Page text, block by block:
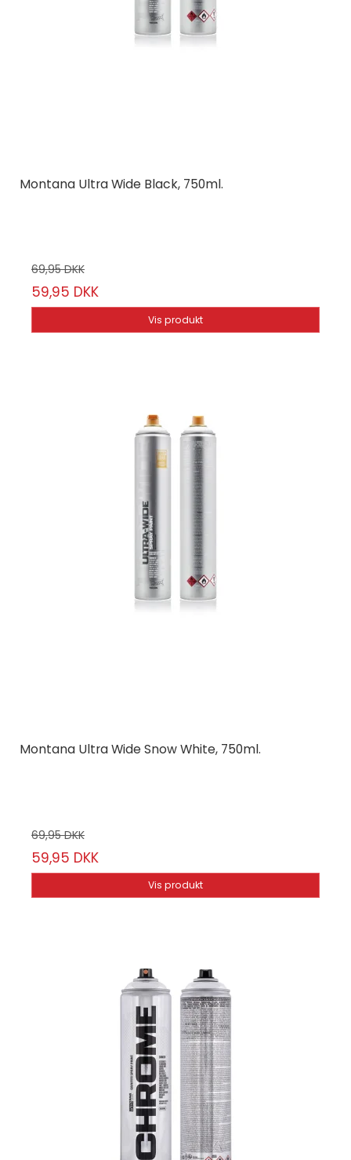
Montana Ultra Wide Black, 750ml.
69,95 DKK
59,95 DKK
Vis produkt
Montana Ultra Wide Snow White, 750ml.
69,95 DKK
59,95 DKK
Vis produkt